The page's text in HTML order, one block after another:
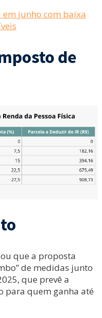
em junho com baixa
de
que a proposta
de medidas junto
que prevê a
para quem ganha até